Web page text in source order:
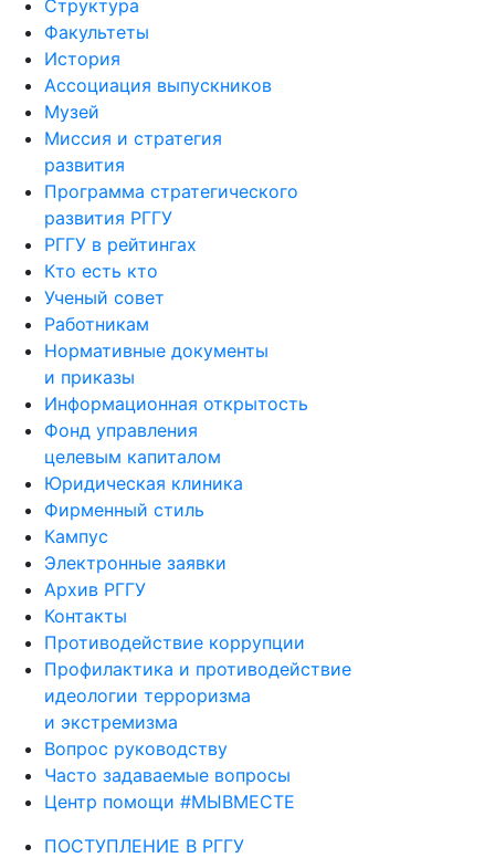
Структура
Факультеты
История
Ассоциация выпускников
Музей
Миссия и стратегия
развития
Программа стратегического
развития РГГУ
РГГУ в рейтингах
Кто есть кто
Ученый совет
Работникам
Нормативные документы
и приказы
Информационная открытость
Фонд управления
целевым капиталом
Юридическая клиника
Фирменный стиль
Кампус
Электронные заявки
Архив РГГУ
Контакты
Противодействие коррупции
Профилактика и противодействие
идеологии терроризма
и экстремизма
Вопрос руководству
Часто задаваемые вопросы
Центр помощи #МЫВМЕСТЕ
ПОСТУПЛЕНИЕ В РГГУ